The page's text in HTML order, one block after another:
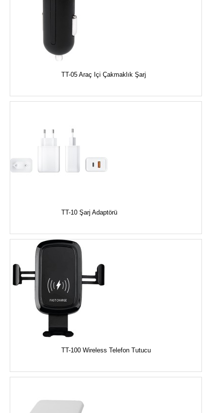
TT-05 Araç Içi Çakmaklık Şarj
TT-10 Şarj Adaptörü
TT-100 Wireless Telefon Tutucu